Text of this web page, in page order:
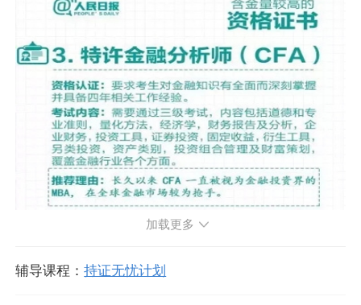
加载更多
辅导课程：持证无忧计划